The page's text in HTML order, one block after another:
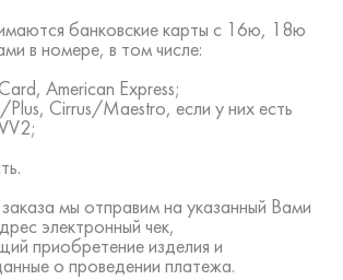
банковские карты с 16ю, 18ю
в номере, в том числе:
American Express;
Cirrus/Maestro, если у них есть
мы отправим на указанный Вами
электронный чек,
приобретение изделия и
о проведении платежа.